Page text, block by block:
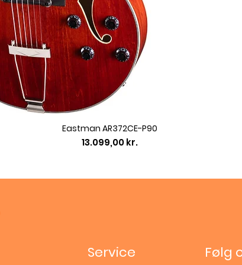
Eastman AR372CE-P90
Pris
13.099,00 kr.
Service Følg